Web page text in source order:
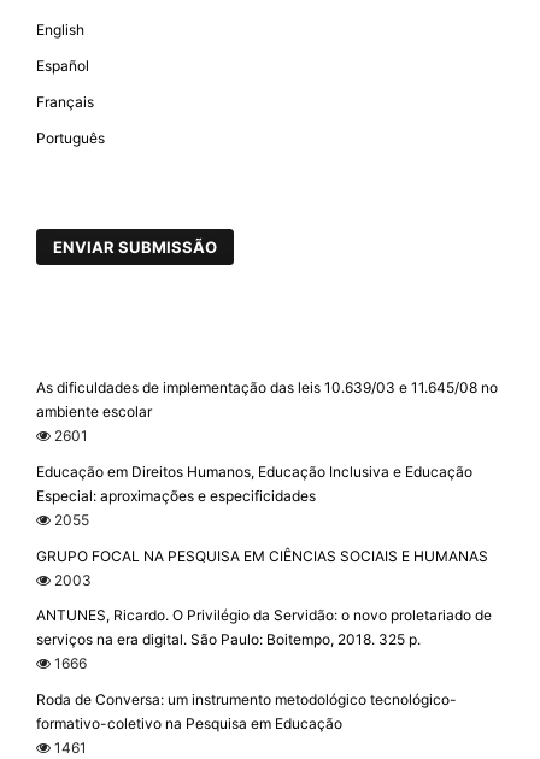
English
Español
Français
Português
ENVIAR SUBMISSÃO
As dificuldades de implementação das leis 10.639/03 e 11.645/08 no
ambiente escolar
2601
Educação em Direitos Humanos, Educação Inclusiva e Educação
Especial: aproximações e especificidades
2055
GRUPO FOCAL NA PESQUISA EM CIÊNCIAS SOCIAIS E HUMANAS
2003
ANTUNES, Ricardo. O Privilégio da Servidão: o novo proletariado de
serviços na era digital. São Paulo: Boitempo, 2018. 325 p.
1666
Roda de Conversa: um instrumento metodológico tecnológico-
formativo-coletivo na Pesquisa em Educação
1461